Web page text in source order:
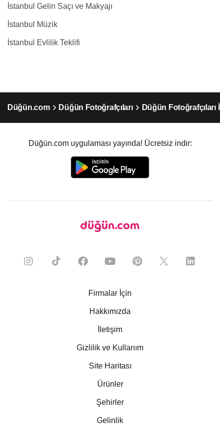
İstanbul Gelin Saçı ve Makyajı
İstanbul Müzik
İstanbul Evlilik Teklifi
Düğün.com Düğün Fotoğrafçıları Düğün Fotoğrafçıları
Düğün.com uygulaması yayında! Ücretsiz indir:
Firmalar İçin
Hakkımızda
İletişim
Gizlilik ve Kullanım
Site Haritası
Ürünler
Şehirler
Gelinlik